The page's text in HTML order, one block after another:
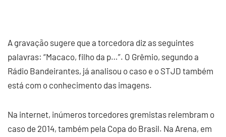
A gravação sugere que a torcedora diz as seguintes
palavras: “Macaco, filho da p…”. O Grêmio, segundo a
Rádio Bandeirantes, já analisou o caso e o STJD também
está com o conhecimento das imagens.
Na internet, inúmeros torcedores gremistas relembram o
caso de 2014, também pela Copa do Brasil. Na Arena, em